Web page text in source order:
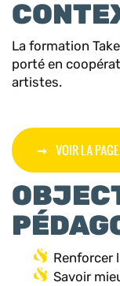
La formation
porté en
artistes.
VOIR LA
Renforcer
Savoir